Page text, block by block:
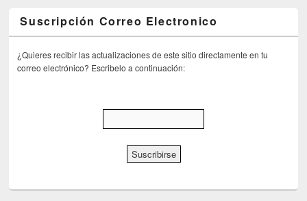
Suscripción Correo Electronico
¿Quieres recibir las actualizaciones de este sitio directamente en tu
correo electrónico? Escribelo a continuación: